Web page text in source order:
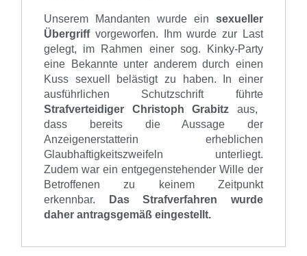
Unserem Mandanten wurde ein sexueller
Übergriffvorgeworfen.
Ihm wurde zur Last
gelegt, im Rahmen einer sog. Kinky-Party
eine Bekannte unter anderem durch einen
Kuss sexuell belästigt zu haben.
In einer
ausführlichen Schutzschrift führte
Strafverteidiger Christoph Grabitz aus,
dass
bereits die Aussage der
Anzeigenerstatterin erheblichen
Glaubhaftigkeitszweifeln unterliegt.
Zudemwar ein entgegenstehender Wille der
Betroffenen zu keinem Zeitpunkt
erkennbar.
Das Strafverfahren wurde
daher antragsgemäß eingestellt.